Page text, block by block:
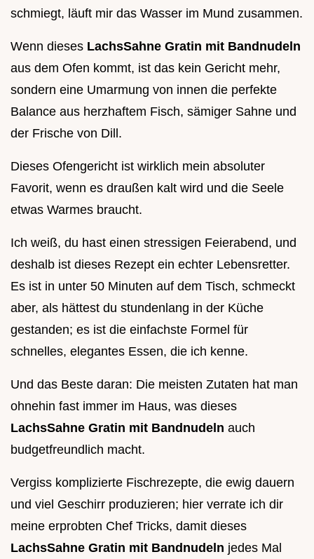
schmiegt, läuft mir das Wasser im Mund zusammen.
Wenn dieses LachsSahne Gratin mit Bandnudeln
aus dem Ofen kommt, ist das kein Gericht mehr,
sondern eine Umarmung von innen die perfekte
Balance aus herzhaftem Fisch, sämiger Sahne und
der Frische von Dill.
Dieses Ofengericht ist wirklich mein absoluter
Favorit, wenn es draußen kalt wird und die Seele
etwas Warmes braucht.
Ich weiß, du hast einen stressigen Feierabend, und
deshalb ist dieses Rezept ein echter Lebensretter.
Es ist in unter 50 Minuten auf dem Tisch, schmeckt
aber, als hättest du stundenlang in der Küche
gestanden; es ist die einfachste Formel für
schnelles, elegantes Essen, die ich kenne.
Und das Beste daran: Die meisten Zutaten hat man
ohnehin fast immer im Haus, was dieses
LachsSahne Gratin mit Bandnudeln auch
budgetfreundlich macht.
Vergiss komplizierte Fischrezepte, die ewig dauern
und viel Geschirr produzieren; hier verrate ich dir
meine erprobten Chef Tricks, damit dieses
LachsSahne Gratin mit Bandnudeln jedes Mal